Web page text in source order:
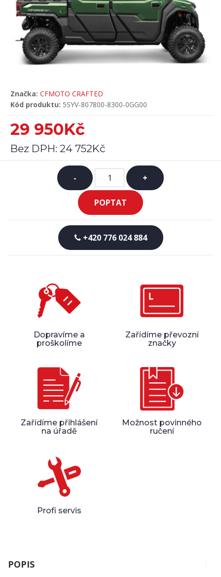
Značka: CFMOTO CRAFTED
Kód produktu: 5SYV-807800-8300-0GG00
29 950Kč
Bez DPH: 24 752Kč
- +
POPTAT
+420 776 024 884
Dopravíme a
proškolíme
Zařídíme převozní
značky
Zařídíme přihlášení
na úřadě
Možnost povinného
ručení
Profi servis
POPIS